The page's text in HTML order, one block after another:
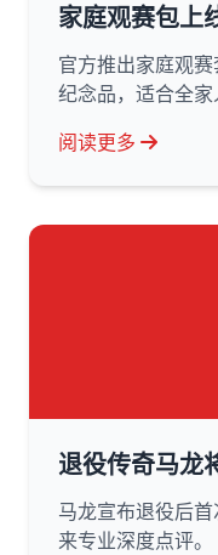
家庭观赛包上
官方推出家庭观
纪念品，适合全家
阅读更多
退役传奇马龙
马龙宣布退役后
来专业深度点评。